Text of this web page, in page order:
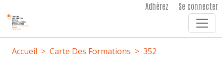
Adhérez Se connecter
Fil d'Ariane
Accueil Carte Des Formations 352